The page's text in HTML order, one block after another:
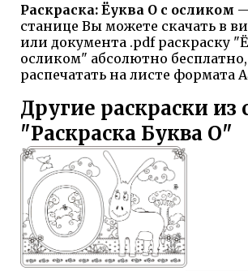
Раскраска: Ёуква О с осликом
станице Вы можете скачать в
или документа .pdf раскраску
осликом" абсолютно
распечатать на листе формата
Другие раскраски из
"Раскраска Буква О"